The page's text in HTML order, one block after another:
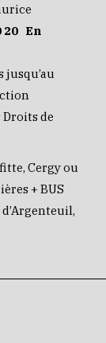
20 En
de
Cergy ou
+ BUS